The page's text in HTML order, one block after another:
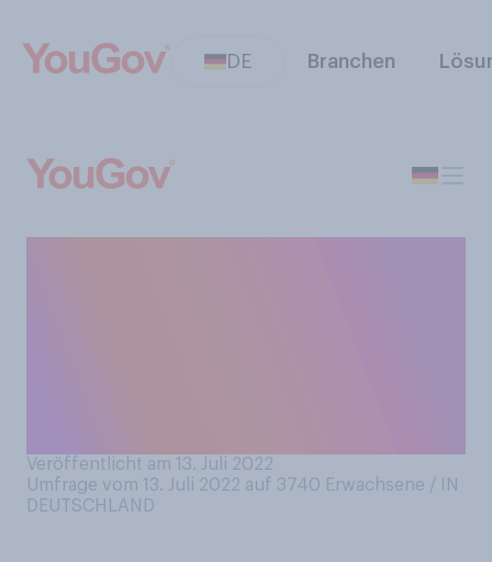
DE Branchen
Veröffentlicht am 13. Juli 2022
Umfrage vom 13. Juli 2022 auf 3740 Erwachsene / IN
DEUTSCHLAND